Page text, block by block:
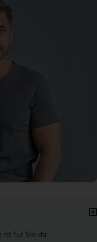
ist für Sie da.